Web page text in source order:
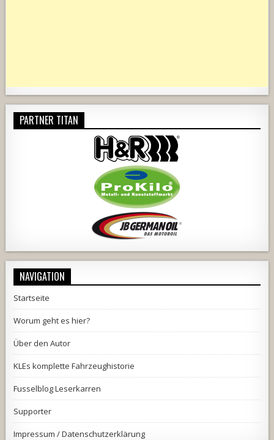
PARTNER TITAN
NAVIGATION
Startseite
Worum geht es hier?
Über den Autor
KLEs komplette Fahrzeughistorie
Fusselblog Leserkarren
Supporter
Impressum / Datenschutzerklärung